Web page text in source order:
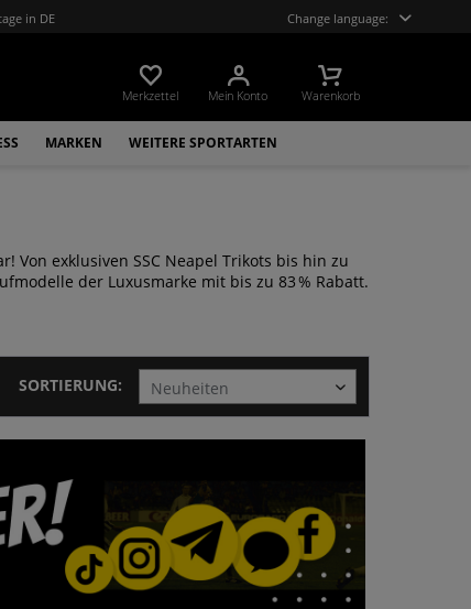
in DE Change language:
Merkzettel Mein Konto Warenkorb
MARKEN WEITERE SPORTARTEN
Von exklusiven SSC Neapel Trikots bis hin zu
der Luxusmarke mit bis zu 83 % Rabatt.
SORTIERUNG: